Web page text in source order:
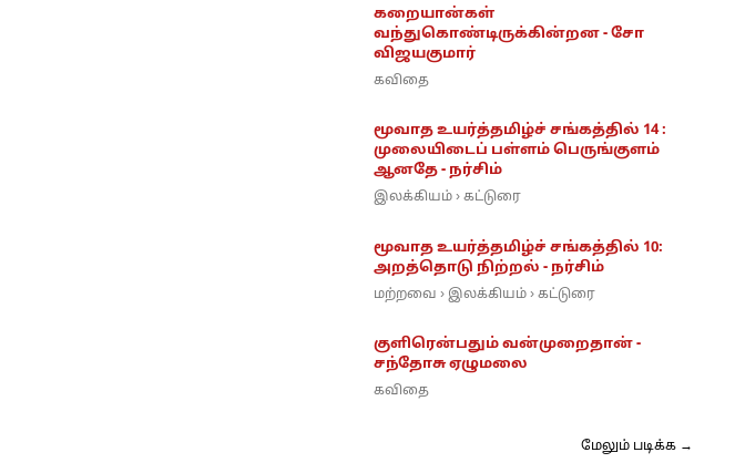
கறையான்கள்
வந்துகொண்டிருக்கின்றன - சோ
விஜயகுமார்
கவிதை
மூவாத உயர்த்தமிழ்ச் சங்கத்தில் 14 :
முலையிடைப் பள்ளம் பெருங்குளம்
ஆனதே - நர்சிம்
இலக்கியம் › கட்டுரை
மூவாத உயர்த்தமிழ்ச் சங்கத்தில் 10:
அறத்தொடு நிற்றல் - நர்சிம்
மற்றவை › இலக்கியம் › கட்டுரை
குளிரென்பதும் வன்முறைதான் -
சந்தோசு ஏழுமலை
கவிதை
மேலும் படிக்க →